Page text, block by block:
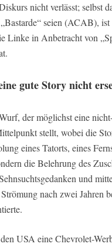
nicht verlässt; selbst
seien (ACAB),
Linke in Anbetracht von
gute Story nicht
der möglichst eine
stellt, wobei die
eines Tatorts, eines
die Belehrung des
und
nach zwei Jahren
USA eine Chevrolet-